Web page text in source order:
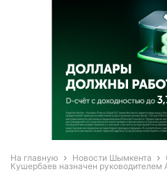
На главную Новости Шымкента
Кушербаев назначен руководителем